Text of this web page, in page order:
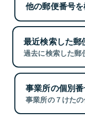
他の郵便番号
最近検索した郵
過去に検索した郵
事業所の個別
事業所の７けたの